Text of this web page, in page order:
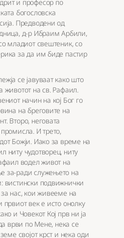
и професор по
богословска
Предводени од
д-р Ибраим Арбили,
младиот свештеник, со
за да им биде пастир
се јавуваат како што
животот на св. Рафаил.
начин на кој Бог го
на бреговите на
Второ, неговата
И трето,
Божји. Иако за време на
ниту чудотворец, ниту
водел живот на
за-ради служењето на
вистински подвижнички
нас, кои живееме на
првиот век е исто онолку
и Човекот Кој прв ни ја
врви по Мене, нека се
својот крст и нека оди